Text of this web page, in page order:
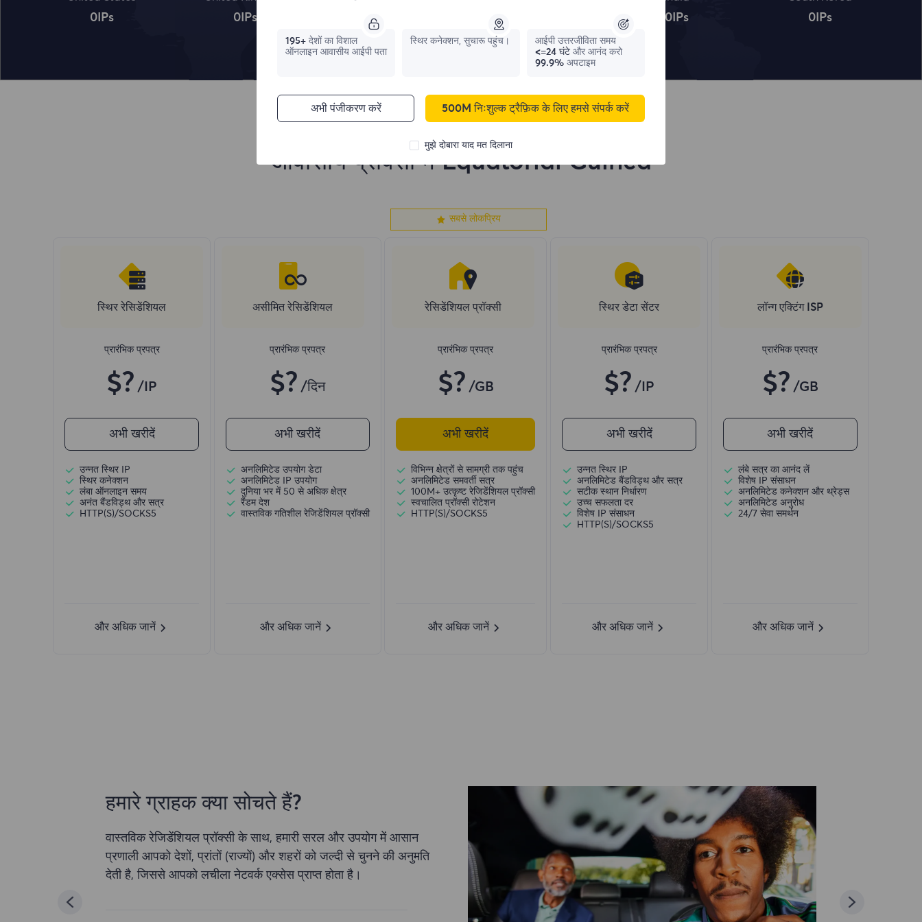
0IPs 0 IPs 0 0IPs 0 IPs
आवासीय प्रॉक्सी में Equatorial Guinea
सबसे लोकप्रिय
स्थिर रेसिडेंशियल
प्रारंभिक प्रपत्र
$? /IP
अभी खरीदें
उन्नत स्थिर IP
स्थिर कनेक्शन
लंबा ऑनलाइन समय
अनंत बैंडविड्थ और सत्र
HTTP(S)/SOCKS5
और अधिक जानें
असीमित रेसिडेंशियल
प्रारंभिक प्रपत्र
$? /दिन
अभी खरीदें
अनलिमिटेड उपयोग डेटा
अनलिमिटेड IP उपयोग
दुनिया भर में 50 से अधिक क्षेत्र
रैंडम देश
वास्तविक गतिशील रेजिडेंशियल प्रॉक्सी
और अधिक जानें
रेसिडेंशियल प्रॉक्सी
प्रारंभिक प्रपत्र
$? /GB
अभी खरीदें
विभिन्न क्षेत्रों से सामग्री तक पहुंच
अनलिमिटेड समवर्ती सत्र
100M+ उत्कृष्ट रेजिडेंशियल प्रॉक्सी
स्वचालित प्रॉक्सी रोटेशन
HTTP(S)/SOCKS5
और अधिक जानें
स्थिर डेटा सेंटर
प्रारंभिक प्रपत्र
$? /IP
अभी खरीदें
उन्नत स्थिर IP
अनलिमिटेड बैंडविड्थ और सत्र
सटीक स्थान निर्धारण
उच्च सफलता दर
विशेष IP संसाधन
HTTP(S)/SOCKS5
और अधिक जानें
लॉन्ग एक्टिंग ISP
प्रारंभिक प्रपत्र
$? /GB
अभी खरीदें
लंबे सत्र का आनंद लें
विशेष IP संसाधन
अनलिमिटेड कनेक्शन और थ्रेड्स
अनलिमिटेड अनुरोध
24/7 सेवा समर्थन
और अधिक जानें
हमारे ग्राहक क्या सोचते हैं?
वास्तविक रेजिडेंशियल प्रॉक्सी के साथ, हमारी सरल और उपयोग में आसान
प्रणाली आपको देशों, प्रांतों (राज्यों) और शहरों को जल्दी से चुनने की अनुमति
देती है, जिससे आपको लचीला नेटवर्क एक्सेस प्राप्त होता है।
195+ देशों का विशाल
ऑनलाइन आवासीय आईपी पता
स्थिर कनेक्शन, सुचारू पहुंच।
आईपी ​​उत्तरजीविता समय
<=24 घंटे और आनंद करो
99.9% अपटाइम
अभी पंजीकरण करें 500M निःशुल्क ट्रैफ़िक के लिए हमसे संपर्क करें
मुझे दोबारा याद मत दिलाना